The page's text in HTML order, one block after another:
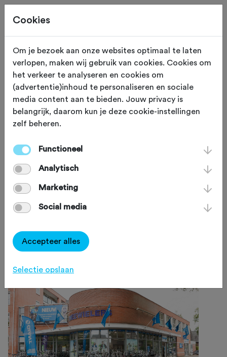
FIETSWINKEL Apeldoorn
Giant Store Van Hest
Racefietsen, mountainbikes, e-bikes en
stadsfietsen: bij Van Hest ben je aan
het goede adres als je op zoek bent
naar een fiets die bij jou past. Kom je er
zelf niet uit, dan staan de Apeldoornse
helpen.
Cookies
Om je bezoek aan onze websites optimaal te laten
verlopen, maken wij gebruik van cookies. Cookies om
het verkeer te analyseren en cookies om
(advertentie)inhoud te personaliseren en sociale
media content aan te bieden. Jouw privacy is
belangrijk, daarom kun je deze cookie-instellingen
zelf beheren.
Functioneel
Analytisch
Marketing
Social media
Accepteer alles
Selectie opslaan